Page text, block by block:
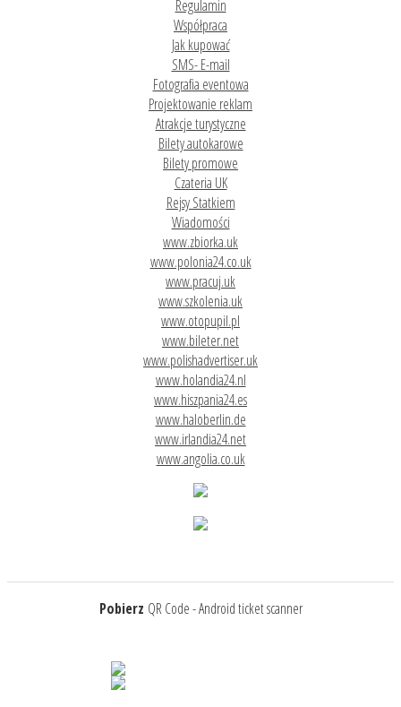
Regulamin
Współpraca
Jak kupować
SMS- E-mail
Fotografia eventowa
Projektowanie reklam
Atrakcje turystyczne
Bilety autokarowe
Bilety promowe
Czateria UK
Rejsy Statkiem
Wiadomości
www.zbiorka.uk
www.polonia24.co.uk
www.pracuj.uk
www.szkolenia.uk
www.otopupil.pl
www.bileter.net
www.polishadvertiser.uk
www.holandia24.nl
www.hiszpania24.es
www.haloberlin.de
www.irlandia24.net
www.angolia.co.uk
Pobierz QR Code - Android ticket scanner